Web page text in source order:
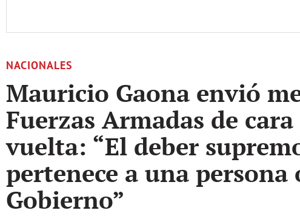
NACIONALES
Mauricio Gaona envió
Fuerzas Armadas de
vuelta: “El deber
pertenece a una persona
Gobierno”